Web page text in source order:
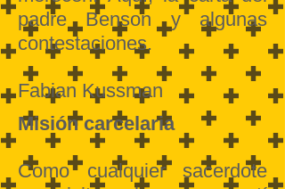
padre Benson y algunas
contestaciones.
Fabian Kussman
Misión carcelaria
Como cualquier sacerdote